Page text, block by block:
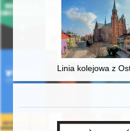
Linia kolejowa z